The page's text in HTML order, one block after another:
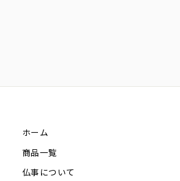
ホーム
商品一覧
仏事について